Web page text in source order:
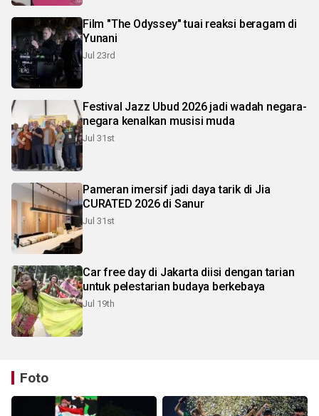
Film "The Odyssey" tuai reaksi beragam di
Yunani
Jul 23rd
Festival Jazz Ubud 2026 jadi wadah negara-
negara kenalkan musisi muda
Jul 31st
Pameran imersif jadi daya tarik di Jia
CURATED 2026 di Sanur
Jul 31st
Car free day di Jakarta diisi dengan tarian
untuk pelestarian budaya berkebaya
Jul 19th
Foto